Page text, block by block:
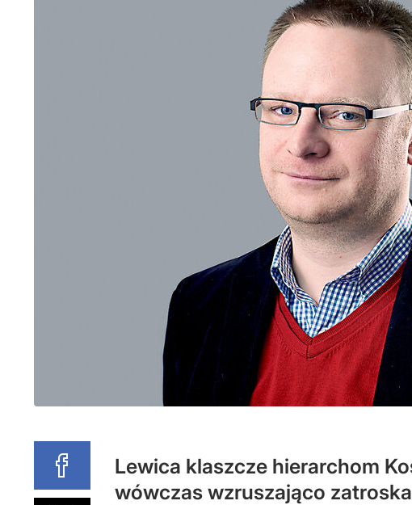
Lewica klaszcze hierarchom
wówczas wzruszająco